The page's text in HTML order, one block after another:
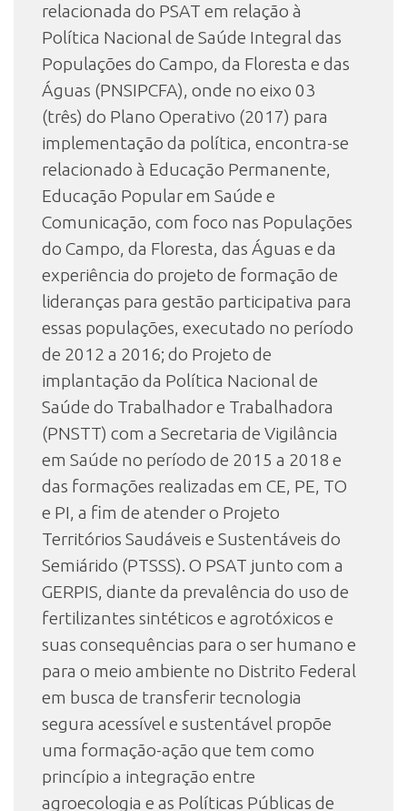
relacionada do PSAT em relação à
Política Nacional de Saúde Integral das
Populações do Campo, da Floresta e das
Águas (PNSIPCFA), onde no eixo 03
(três) do Plano Operativo (2017) para
implementação da política, encontra-se
relacionado à Educação Permanente,
Educação Popular em Saúde e
Comunicação, com foco nas Populações
do Campo, da Floresta, das Águas e da
experiência do projeto de formação de
lideranças para gestão participativa para
essas populações, executado no período
de 2012 a 2016; do Projeto de
implantação da Política Nacional de
Saúde do Trabalhador e Trabalhadora
(PNSTT) com a Secretaria de Vigilância
em Saúde no período de 2015 a 2018 e
das formações realizadas em CE, PE, TO
e PI, a fim de atender o Projeto
Territórios Saudáveis e Sustentáveis do
Semiárido (PTSSS). O PSAT junto com a
GERPIS, diante da prevalência do uso de
fertilizantes sintéticos e agrotóxicos e
suas consequências para o ser humano e
para o meio ambiente no Distrito Federal
em busca de transferir tecnologia
segura acessível e sustentável propõe
uma formação-ação que tem como
princípio a integração entre
agroecologia e as Políticas Públicas de